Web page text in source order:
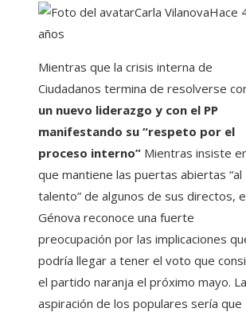
Carla VilanovaHace
años
Mientras que la crisis interna de
Ciudadanos termina de resolverse
un nuevo liderazgo y con el PP
manifestando su “respeto por el
proceso interno” Mientras insiste
que mantiene las puertas abiertas “al
talento” de algunos de sus directos,
Génova reconoce una fuerte
preocupación por las implicaciones
podría llegar a tener el voto que
el partido naranja el próximo mayo. La
aspiración de los populares sería que